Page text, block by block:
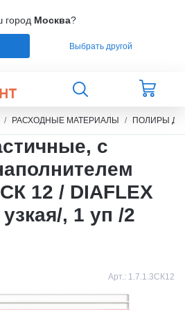
город Москва?
Выбрать другой
ЛЕЧЕНИЕ
/ БЕЗЗОЛЬНЫЕ /
ШИНЫ, КЛАММЕРА
ДЛЯ
ИЗГОТОВЛЕНИЯ
РАСХОДНЫЕ МАТЕРИАЛЫ ПОЛИРЫ
с
12 / DIAFLEX
, 1 уп /2
Арт.: 1.7.1.3СК12